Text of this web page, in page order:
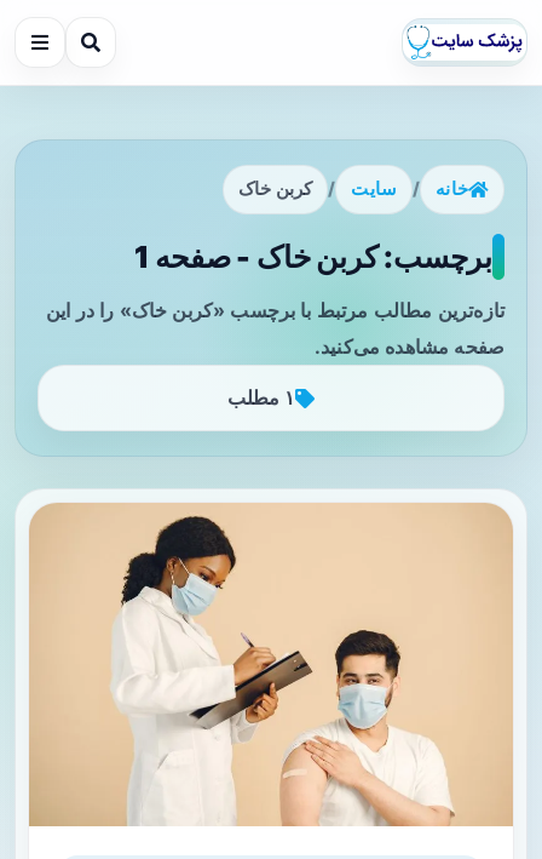
خانه / سایت / کربن خاک
برچسب: کربن خاک - صفحه 1
تازه‌ترین مطالب مرتبط با برچسب «کربن خاک» را در این
صفحه مشاهده می‌کنید.
۱ مطلب